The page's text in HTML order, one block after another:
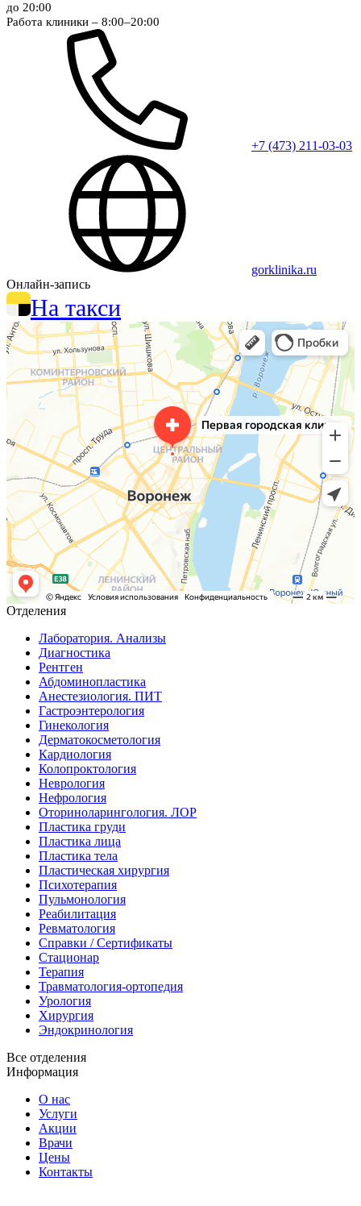
до 20:00
Работа клиники – 8:00–20:00
+7 (473) 211-03-03
gorklinika.ru
Онлайн-запись
На такси
Отделения
Лаборатория. Анализы
Диагностика
Рентген
Абдоминопластика
Анестезиология. ПИТ
Гастроэнтерология
Гинекология
Дерматокосметология
Кардиология
Колопроктология
Неврология
Нефрология
Оториноларингология. ЛОР
Пластика груди
Пластика лица
Пластика тела
Пластическая хирургия
Психотерапия
Пульмонология
Реабилитация
Ревматология
Справки / Сертификаты
Стационар
Терапия
Травматология-ортопедия
Урология
Хирургия
Эндокринология
Все отделения
Информация
О нас
Услуги
Акции
Врачи
Цены
Контакты